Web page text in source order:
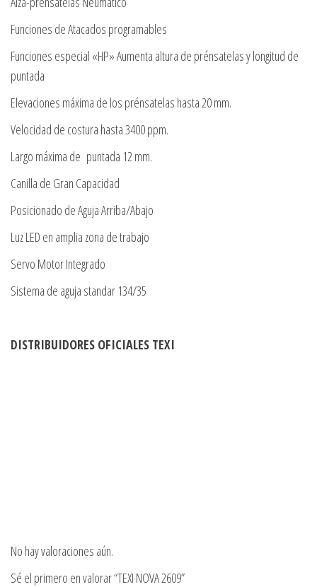
Funciones de Atacados programables
Funciones especial «HP» Aumenta altura de prénsatelas y longitud de
puntada
Elevaciones máxima de los prénsatelas hasta 20 mm.
Velocidad de costura hasta 3400 ppm.
Largo máxima de puntada 12 mm.
Canilla de Gran Capacidad
Posicionado de Aguja Arriba/Abajo
Luz LED en amplia zona de trabajo
Servo Motor Integrado
Sistema de aguja standar 134/35
DISTRIBUIDORES OFICIALES TEXI
No hay valoraciones aún.
Sé el primero en valorar “TEXI NOVA 2609”